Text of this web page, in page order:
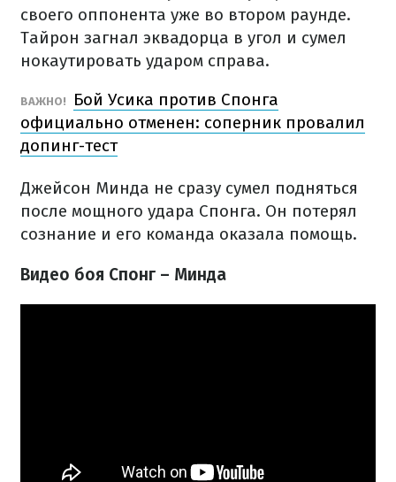
своего оппонента уже во втором раунде.
Тайрон загнал эквадорца в угол и сумел
нокаутировать ударом справа.
ВАЖНО!
Бой Усика против Спонга
официально отменен: соперник провалил
допинг-тест
Джейсон Минда не сразу сумел подняться
после мощного удара Спонга. Он потерял
сознание и его команда оказала помощь.
Видео боя Спонг – Минда